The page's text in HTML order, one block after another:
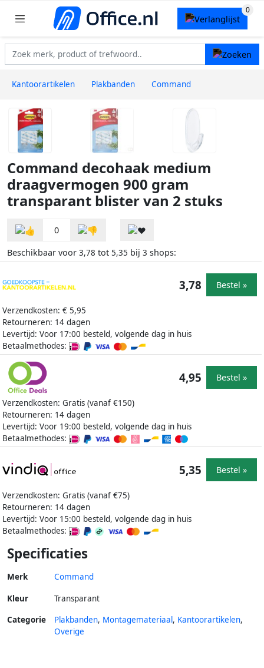
Kantoorartikelen Plakbanden Command
Command decohaak medium
draagvermogen 900 gram
transparant blister van 2 stuks
0
Beschikbaar voor 3,78 tot 5,35 bij 3 shops:
Verzendkosten: € 5,95
Retourneren: 14 dagen
Levertijd: Voor 17:00 besteld, volgende dag in huis
Betaalmethodes:
3,78 Bestel »
Verzendkosten: Gratis (vanaf €150)
Retourneren: 14 dagen
Levertijd: Voor 19:00 besteld, volgende dag in huis
Betaalmethodes:
4,95 Bestel »
Verzendkosten: Gratis (vanaf €75)
Retourneren: 14 dagen
Levertijd: Voor 15:00 besteld, volgende dag in huis
Betaalmethodes:
5,35 Bestel »
Specificaties
Merk Command
Kleur
Transparant
Categorie
Plakbanden, Montagemateriaal, Kantoorartikelen,
Overige